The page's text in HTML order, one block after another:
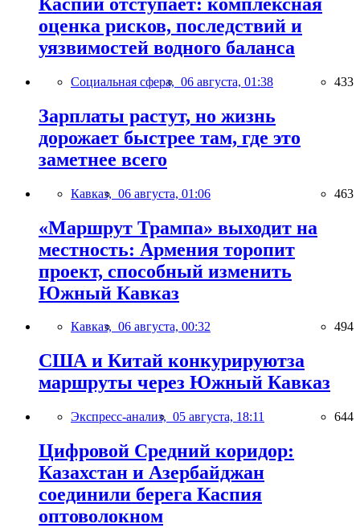
оценка рисков, последствий и
уязвимостей водного баланса
Социальная сфера, 06 августа, 01:38 433
Зарплаты растут, но жизнь
дорожает быстрее там, где это
заметнее всего
Кавказ, 06 августа, 01:06 463
«Маршрут Трампа» выходит на
местность: Армения торопит
проект, способный изменить
Южный Кавказ
Кавказ, 06 августа, 00:32 494
США и Китай конкурируютза
маршруты через Южный Кавказ
Экспресс-анализ, 05 августа, 18:11 644
Цифровой Средний коридор:
Казахстан и Азербайджан
соединили берега Каспия
оптоволокном